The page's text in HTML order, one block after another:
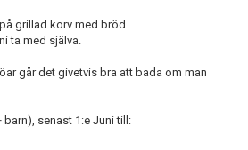
grillad korv med bröd.
ta med själva.
går det givetvis bra att bada om man
barn), senast 1:e Juni till: